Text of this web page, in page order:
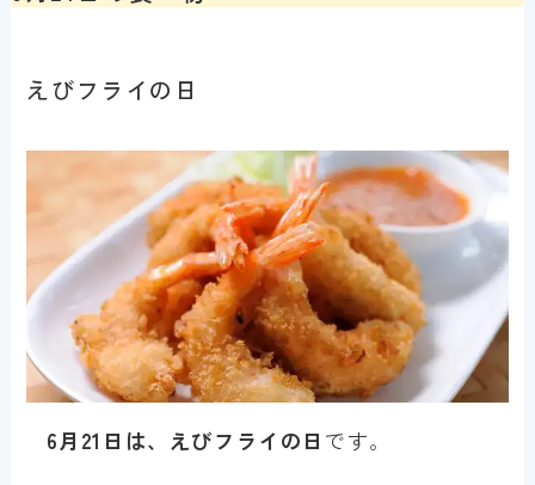
えびフライの日
6月21日は、えびフライの日 です。